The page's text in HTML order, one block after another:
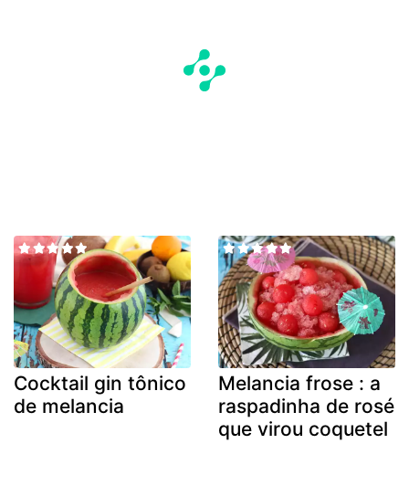
Cocktail gin tônico
de melancia
Melancia frose : a
raspadinha de rosé
que virou coquetel